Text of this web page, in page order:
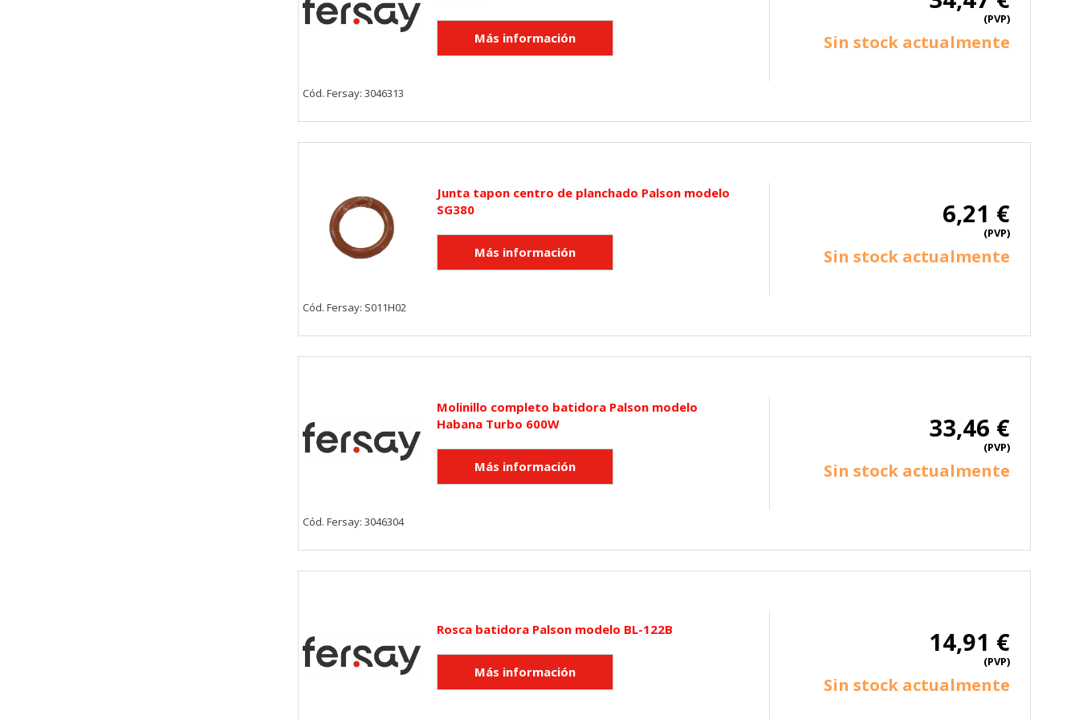
(PVP)
Sin stock actualmente
Cód. Fersay: 3046313
Junta tapon centro de planchado Palson modelo
SG380
6,21 €
(PVP)
Sin stock actualmente
Cód. Fersay: S011H02
Molinillo completo batidora Palson modelo
Habana Turbo 600W
33,46 €
(PVP)
Sin stock actualmente
Cód. Fersay: 3046304
Rosca batidora Palson modelo BL-122B 14,91 €
(PVP)
Sin stock actualmente